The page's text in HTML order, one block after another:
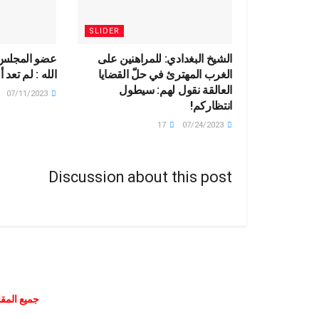
SLIDER
الشيخ البغدادي: للمراهنين على
الغرب المهترئ في حلّ القضايا
العالقة نقول لهم: سيطول
انتظاركم!
عضو
الله : لم تعد
Discussion about this post
جميع